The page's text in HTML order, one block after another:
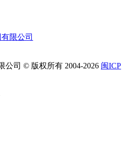
限公司
公司 © 版权所有 2004-2026 闽ICP